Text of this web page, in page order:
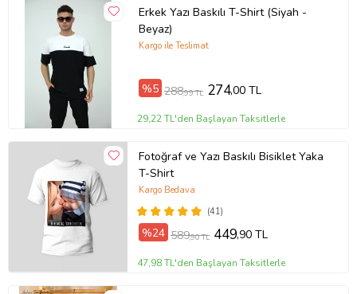
Erkek Yazı Baskılı T-Shirt (Siyah -
Beyaz)
Kargo ile Teslimat
%5 288,99 TL 274,00 TL
29,22 TL'den Başlayan Taksitlerle
Fotoğraf ve Yazı Baskılı Bisiklet Yaka
T-Shirt
(41)
Kargo Bedava
%24 589,90 TL 449,90 TL
47,98 TL'den Başlayan Taksitlerle